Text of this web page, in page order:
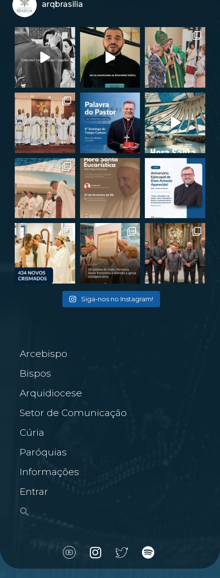
arqbrasilia
Siga-nos no Instagram!
Arcebispo
Bispos
Arquidiocese
Setor de Comunicação
Cúria
Paróquias
Informações
Entrar